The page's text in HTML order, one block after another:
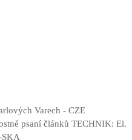
Varech - CZE
psaní článků TECHNIK: El.
SKA